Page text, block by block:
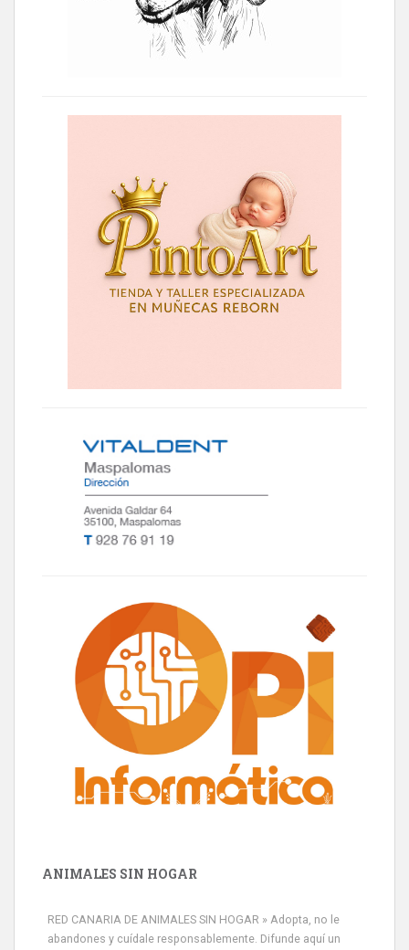
ANIMALES SIN HOGAR
RED CANARIA DE ANIMALES SIN HOGAR » Adopta, no le
abandones y cuídale responsablemente. Difunde aquí un